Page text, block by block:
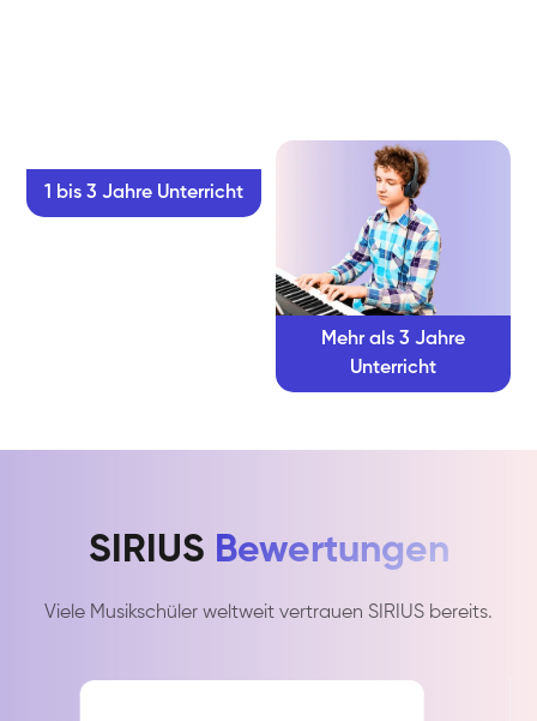
1 bis 3 Jahre Unterricht
Mehr als 3 Jahre
Unterricht
SIRIUS Bewertungen
Viele Musikschüler weltweit vertrauen SIRIUS bereits.